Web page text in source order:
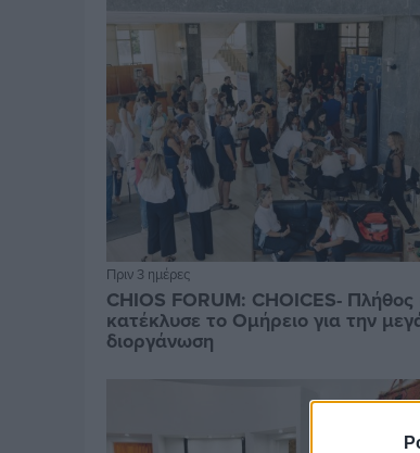
Πριν 3 ημέρες
CHIOS FORUM: CHOICES-
κατέκλυσε το Ομήρειο για την
διοργάνωση